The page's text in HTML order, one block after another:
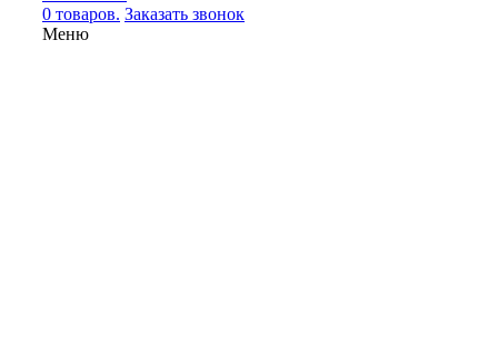
0 товаров. Заказать звонок
Меню